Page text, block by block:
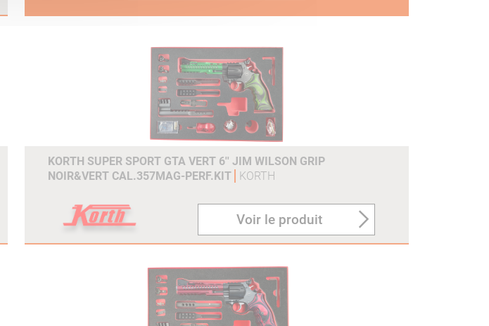
KORTH SUPER SPORT GTA VERT 6'' JIM WILSON GRIP
NOIR&VERT CAL.357MAG-PERF.KIT
KORTH
Voir le produit